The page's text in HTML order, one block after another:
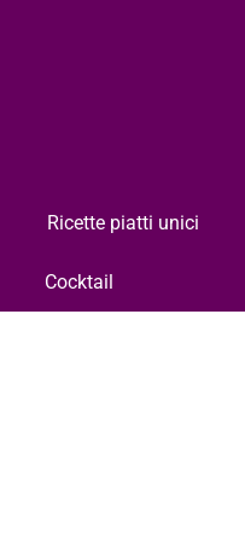
Ricette piatti unici
Cocktail